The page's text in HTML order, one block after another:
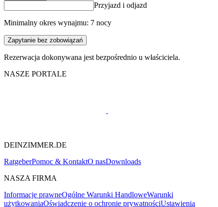
Przyjazd i odjazd
Minimalny okres wynajmu: 7 nocy
Zapytanie bez zobowiązań
Rezerwacja dokonywana jest bezpośrednio u właściciela.
NASZE PORTALE
DEINZIMMER.DE
RatgeberPomoc & KontaktO nasDownloads
NASZA FIRMA
Informacje prawneOgólne Warunki HandloweWarunki
użytkowaniaOświadczenie o ochronie prywatnościUstawienia